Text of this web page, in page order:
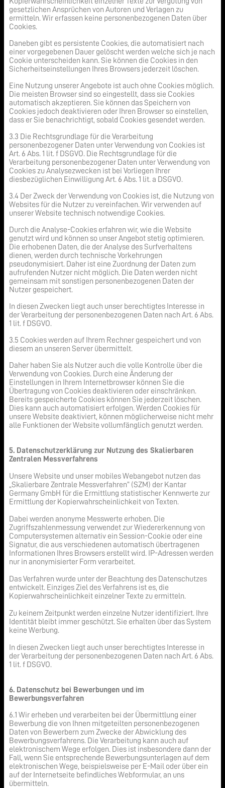
gesetzlichen Ansprüchen von Autoren und Verlagen zu
ermitteln. Wir erfassen keine personenbezogenen Daten über
Cookies.
Daneben gibt es persistente Cookies, die automatisiert nach
einer vorgegebenen Dauer gelöscht werden welche sich je nach
Cookie unterscheiden kann. Sie können die Cookies in den
Sicherheitseinstellungen Ihres Browsers jederzeit löschen.
Eine Nutzung unserer Angebote ist auch ohne Cookies möglich.
Die meisten Browser sind so eingestellt, dass sie Cookies
automatisch akzeptieren. Sie können das Speichern von
Cookies jedoch deaktivieren oder Ihren Browser so einstellen,
dass er Sie benachrichtigt, sobald Cookies gesendet werden.
3.3 Die Rechtsgrundlage für die Verarbeitung
personenbezogener Daten unter Verwendung von Cookies ist
Art. 6 Abs. 1 lit. f DSGVO. Die Rechtsgrundlage für die
Verarbeitung personenbezogener Daten unter Verwendung von
Cookies zu Analysezwecken ist bei Vorliegen Ihrer
diesbezüglichen Einwilligung Art. 6 Abs. 1 lit. a DSGVO.
3.4 Der Zweck der Verwendung von Cookies ist, die Nutzung von
Websites für die Nutzer zu vereinfachen. Wir verwenden auf
unserer Website technisch notwendige Cookies.
Durch die Analyse-Cookies erfahren wir, wie die Website
genutzt wird und können so unser Angebot stetig optimieren.
Die erhobenen Daten, die der Analyse des Surfverhaltens
dienen, werden durch technische Vorkehrungen
pseudonymisiert. Daher ist eine Zuordnung der Daten zum
aufrufenden Nutzer nicht möglich. Die Daten werden nicht
gemeinsam mit sonstigen personenbezogenen Daten der
Nutzer gespeichert.
In diesen Zwecken liegt auch unser berechtigtes Interesse in
der Verarbeitung der personenbezogenen Daten nach Art. 6 Abs.
1 lit. f DSGVO.
3.5 Cookies werden auf Ihrem Rechner gespeichert und von
diesem an unseren Server übermittelt.
Daher haben Sie als Nutzer auch die volle Kontrolle über die
Verwendung von Cookies. Durch eine Änderung der
Einstellungen in Ihrem Internetbrowser können Sie die
Übertragung von Cookies deaktivieren oder einschränken.
Bereits gespeicherte Cookies können Sie jederzeit löschen.
Dies kann auch automatisiert erfolgen. Werden Cookies für
unsere Website deaktiviert, können möglicherweise nicht mehr
alle Funktionen der Website vollumfänglich genutzt werden.
5. Datenschutzerklärung zur Nutzung des Skalierbaren
Zentralen Messverfahrens
Unsere Website und unser mobiles Webangebot nutzen das
„Skalierbare Zentrale Messverfahren“ (SZM) der Kantar
Germany GmbH für die Ermittlung statistischer Kennwerte zur
Ermittlung der Kopierwahrscheinlichkeit von Texten.
Dabei werden anonyme Messwerte erhoben. Die
Zugriffszahlenmessung verwendet zur Wiedererkennung von
Computersystemen alternativ ein Session-Cookie oder eine
Signatur, die aus verschiedenen automatisch übertragenen
Informationen Ihres Browsers erstellt wird. IP-Adressen werden
nur in anonymisierter Form verarbeitet.
Das Verfahren wurde unter der Beachtung des Datenschutzes
entwickelt. Einziges Ziel des Verfahrens ist es, die
Kopierwahrscheinlichkeit einzelner Texte zu ermitteln.
Zu keinem Zeitpunkt werden einzelne Nutzer identifiziert. Ihre
Identität bleibt immer geschützt. Sie erhalten über das System
keine Werbung.
In diesen Zwecken liegt auch unser berechtigtes Interesse in
der Verarbeitung der personenbezogenen Daten nach Art. 6 Abs.
1 lit. f DSGVO.
6. Datenschutz bei Bewerbungen und im
Bewerbungsverfahren
6.1 Wir erheben und verarbeiten bei der Übermittlung einer
Bewerbung die von Ihnen mitgeteilten personenbezogenen
Daten von Bewerbern zum Zwecke der Abwicklung des
Bewerbungsverfahrens. Die Verarbeitung kann auch auf
elektronischem Wege erfolgen. Dies ist insbesondere dann der
Fall, wenn Sie entsprechende Bewerbungsunterlagen auf dem
elektronischen Wege, beispielsweise per E-Mail oder über ein
auf der Internetseite befindliches Webformular, an uns
übermitteln.